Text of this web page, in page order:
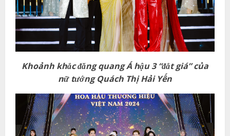
Khoảnh khắc đăng quang Á hậu 3 “đắt giá” của
nữ tướngQuách Thị Hải Yến